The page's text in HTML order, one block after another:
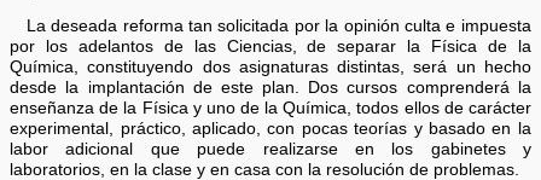
La deseada reforma tan solicitada por la opinión culta e impuesta
por los adelantos de las Ciencias, de separar la Física de la
Química, constituyendo dos asignaturas distintas, será un hecho
desde la implantación de este plan. Dos cursos comprenderá la
enseñanza de la Física y uno de la Química, todos ellos de carácter
experimental, práctico, aplicado, con pocas teorías y basado en la
labor adicional que puede realizarse en los gabinetes y
laboratorios, en la clase y en casa con la resolución de problemas.